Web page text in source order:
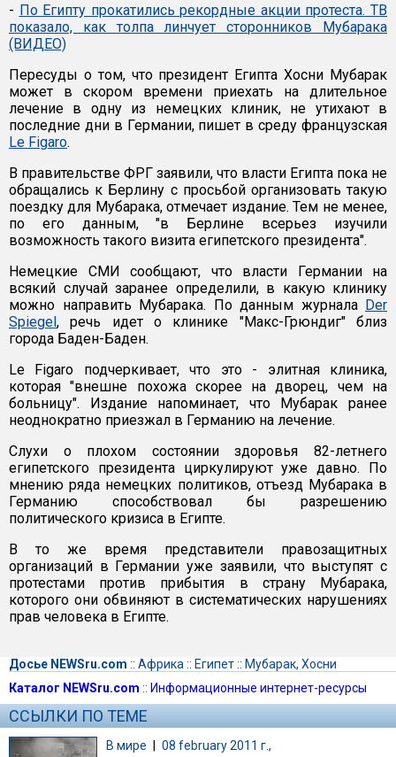
- По Египту прокатились рекордные акции протеста. ТВ
показало, как толпа линчует сторонников Мубарака
(ВИДЕО)
Пересуды о том, что президент Египта Хосни Мубарак
может в скором времени приехать на длительное
лечение в одну из немецких клиник, не утихают в
последние дни в Германии, пишет в среду французская
Le Figaro.
В правительстве ФРГ заявили, что власти Египта пока не
обращались к Берлину с просьбой организовать такую
поездку для Мубарака, отмечает издание. Тем не менее,
по его данным, "в Берлине всерьез изучили
возможность такого визита египетского президента".
Немецкие СМИ сообщают, что власти Германии на
всякий случай заранее определили, в какую клинику
можно направить Мубарака. По данным журнала Der
Spiegel, речь идет о клинике "Макс-Грюндиг" близ
города Баден-Баден.
Le Figaro подчеркивает, что это - элитная клиника,
которая "внешне похожа скорее на дворец, чем на
больницу". Издание напоминает, что Мубарак ранее
неоднократно приезжал в Германию на лечение.
Слухи о плохом состоянии здоровья 82-летнего
египетского президента циркулируют уже давно. По
мнению ряда немецких политиков, отъезд Мубарака в
Германию способствовал бы разрешению
политического кризиса в Египте.
В то же время представители правозащитных
организаций в Германии уже заявили, что выступят с
протестами против прибытия в страну Мубарака,
которого они обвиняют в систематических нарушениях
прав человека в Египте.
Досье NEWSru.com :: Африка :: Египет:: Мубарак, Хосни
Каталог NEWSru.com :: Информационные интернет-ресурсы
ССЫЛКИ ПО ТЕМЕ
В мире | 08 february 2011 г.,